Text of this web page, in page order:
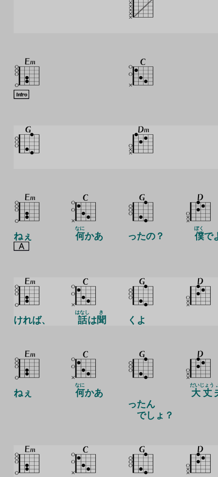
ねぇ 何
なに
かあ ったの？ 僕
ぼく
で
ければ、 話
はなし
は聞
き
くよ
ねぇ 何
なに
かあ
ったん
でしょ？
大丈
だいじょう